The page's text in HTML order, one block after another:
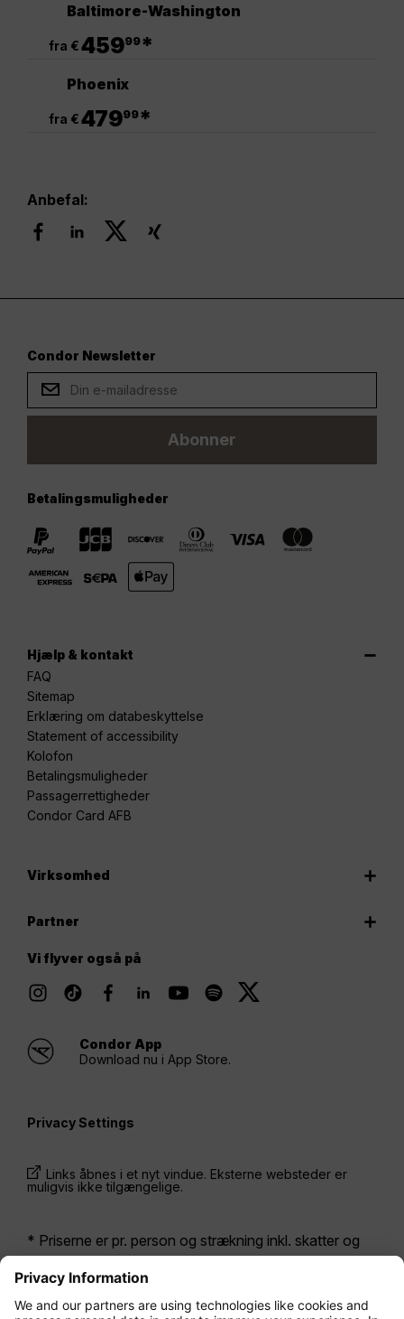
Baltimore-Washington
fra €45999*
Phoenix
fra €47999*
Anbefal:
Condor Newsletter
Abonner
Betalingsmuligheder
Hjælp & kontakt
FAQ
Sitemap
Erklæring om databeskyttelse
Statement of accessibility
Kolofon
Betalingsmuligheder
Passagerrettigheder
Condor Card AFB
Virksomhed
Partner
Vi flyver også på
Condor App
Download nu i App Store.
Privacy Settings
Links åbnes i et nyt vindue. Eksterne websteder er
muligvis ikke tilgængelige.
* Priserne er pr. person og strækning inkl. skatter og
været tilgængelige inden for de seneste 24 timer og er
muligvis ikke længere gældende. De priser, der vises